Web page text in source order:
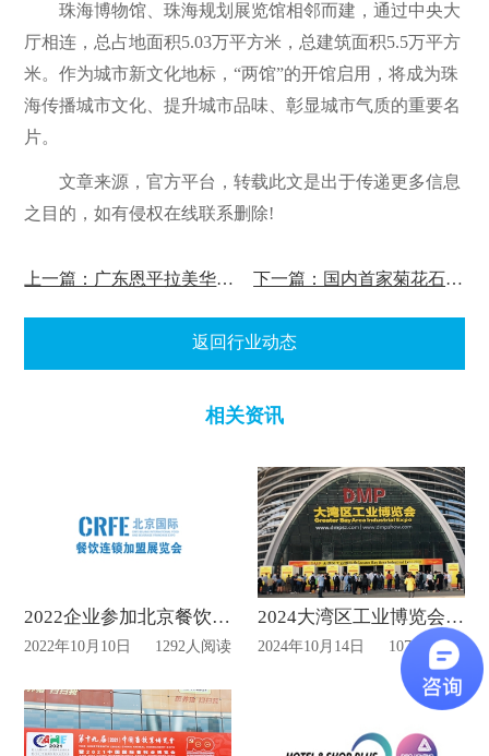
珠海博物馆、珠海规划展览馆相邻而建，通过中央大
厅相连，总占地面积5.03万平方米，总建筑面积5.5万平方
米。作为城市新文化地标，“两馆”的开馆启用，将成为珠
海传播城市文化、提升城市品味、彰显城市气质的重要名
片。
文章来源，官方平台，转载此文是出于传递更多信息
之目的，如有侵权在线联系删除!
上一篇：广东恩平拉美华侨华人展览馆举行开馆仪式! 下一篇：国内首家菊花石线上博物馆上线!
返回行业动态
相关资讯
2022企业参加北京餐饮加盟展有哪些优势？
2022年10月10日 1292人阅读
2024大湾区工业博览会展台搭建
2024年10月14日 1071人阅读